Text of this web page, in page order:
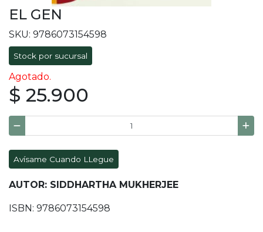
EL GEN
SKU: 9786073154598
Stock por sucursal
Agotado.
$ 25.900
Avísame Cuando LLegue
AUTOR: SIDDHARTHA MUKHERJEE
ISBN: 9786073154598